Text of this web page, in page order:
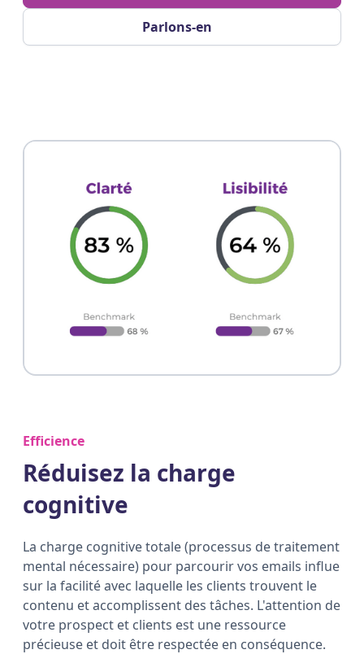
Parlons-en
Efficience
Réduisez la charge
cognitive
La charge cognitive totale (processus de traitement
mental nécessaire) pour parcourir vos emails influe
sur la facilité avec laquelle les clients trouvent le
contenu et accomplissent des tâches. L'attention de
votre prospect et clients est une ressource
précieuse et doit être respectée en conséquence.